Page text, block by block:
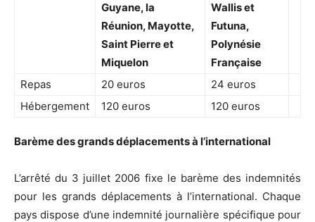
Guyane, la
Réunion, Mayotte,
Saint Pierre et
Miquelon
Wallis et
Futuna,
Polynésie
Française
Repas
20 euros
24 euros
Hébergement
120 euros 120 euros
Barème des grands déplacements à l’international
L’arrêté du 3 juillet 2006 fixe le barème des indemnités
pour les grands déplacements à l’international. Chaque
pays dispose d’une indemnité journalière spécifique pour